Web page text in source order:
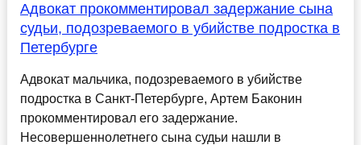
Адвокат прокомментировал задержание сына
судьи, подозреваемого в убийстве подростка в
Петербурге
Адвокат мальчика, подозреваемого в убийстве
подростка в Санкт-Петербурге, Артем Баконин
прокомментировал его задержание.
Несовершеннолетнего сына судьи нашли в